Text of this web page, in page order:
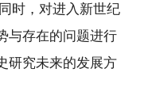
时，对进入新世纪
与存在的问题进行
研究未来的发展方